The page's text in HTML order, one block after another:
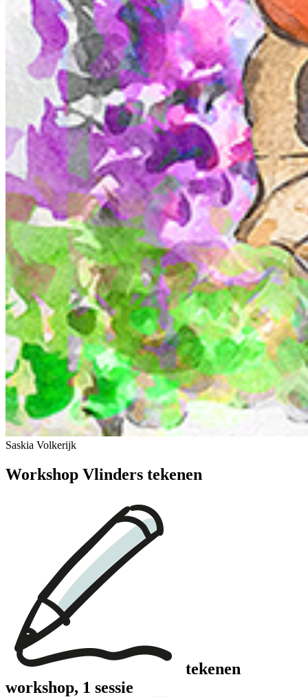
Saskia Volkerijk
Workshop Vlinders tekenen
tekenen
workshop, 1 sessie